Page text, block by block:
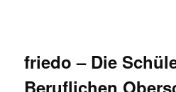
friedo – Die
Beruflichen